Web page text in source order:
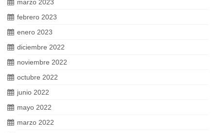
marzo 2023
febrero 2023
enero 2023
diciembre 2022
noviembre 2022
octubre 2022
junio 2022
mayo 2022
marzo 2022